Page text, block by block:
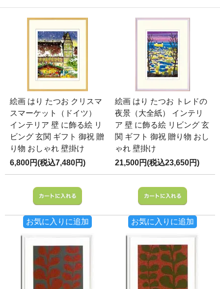
絵画 はり たつお クリスマ
スマーケット（ドイツ）
インテリア 壁 に飾る絵 リ
ビング 玄関 ギフト 御祝 贈
り物 おしゃれ 壁掛け
6,800円(税込7,480円)
お気に入りに追加
絵画 はり たつお トレドの
夜景（大全紙） インテリ
ア 壁 に飾る絵 リビング 玄
関 ギフト 御祝 贈り物 おし
ゃれ 壁掛け
21,500円(税込23,650円)
お気に入りに追加